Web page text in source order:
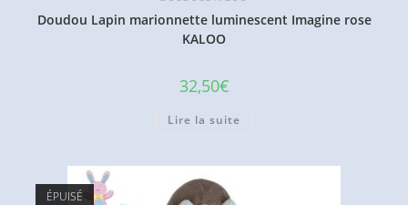
Doudou Lapin marionnette luminescent Imagine rose
KALOO
32,50€
Lire la suite
ÉPUISÉ